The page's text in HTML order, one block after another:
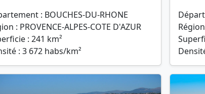
: BOUCHES-DU-RHONE
: PROVENCE-ALPES-COTE D'AZUR
: 241 km²
: 3 672 habs/km²